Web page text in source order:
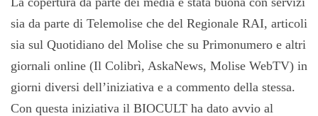
sia da parte di Telemolise che del Regionale RAI, articoli
sia sul Quotidiano del Molise che su Primonumero e altri
giornali online (Il Colibrì, AskaNews, Molise WebTV) in
giorni diversi dell’iniziativa e a commento della stessa.
Con questa iniziativa il BIOCULT ha dato avvio al